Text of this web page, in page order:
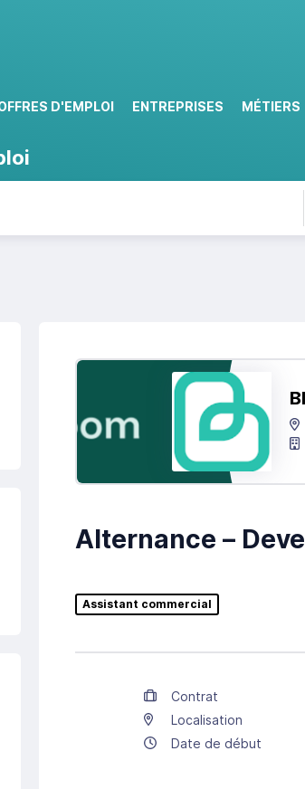
D'EMPLOI ENTREPRISES MÉTIERS
Alternance –
Assistant commercial
Contrat
Localisation
Date de début